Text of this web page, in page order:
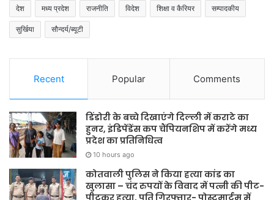
देश मध्य प्रदेश राजनीति विदेश शिक्षा व कैरियर सम्पादकीय
सुर्खिया सौन्दर्य/ब्यूटी
Recent Popular Comments
डिंडोरी के बच्चे दिखाएंगे दिल्ली में कराटे का
हुनर, इंडिपेंडेंस कप चैंपियनशिप में करेंगे मध्य
प्रदेश का प्रतिनिधित्व
10 hours ago
कोतवाली पुलिस ने किया हत्या कांड का
खुलासा – चंद रुपयों के विवाद में पत्नी की पीट-